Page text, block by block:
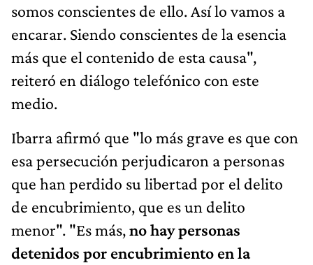
somos conscientes de ello. Así lo vamos a
encarar. Siendo conscientes de la esencia
más que el contenido de esta causa",
reiteró en diálogo telefónico con este
medio.
Ibarra afirmó que "lo más grave es que con
esa persecución perjudicaron a personas
que han perdido su libertad por el delito
de encubrimiento, que es un delito
menor". "Es más,no hay personas
detenidos por encubrimiento en la